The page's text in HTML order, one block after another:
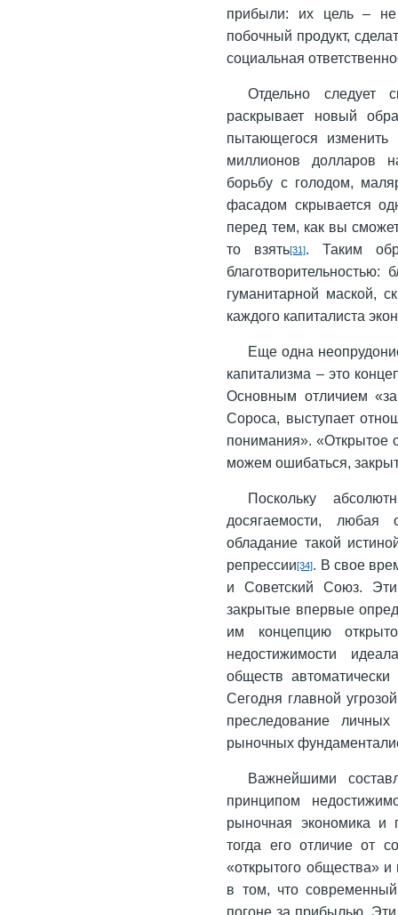
прибыли: их цель – не
побочный продукт,
социальная
Отдельно следует
раскрывает новый
пытающегося
миллионов долларов
борьбу с голодом,
фасадом скрывается
перед тем, как вы
то взять[31]. Таким
благотворительностью:
гуманитарной маской,
каждого капиталиста
Еще одна
капитализма – это
Основным отличием
Сороса, выступает
понимания». «Открытое
можем ошибаться,
Поскольку
досягаемости, любая
обладание такой
репрессии[34]. В свое
и Советский Союз.
закрытые впервые
им концепцию
недостижимости
обществ
Сегодня главной
преследование
рыночных
Важнейшими
принципом
рыночная экономика и
тогда его отличие от
«открытого общества»
в том, что
погоне за прибылью.